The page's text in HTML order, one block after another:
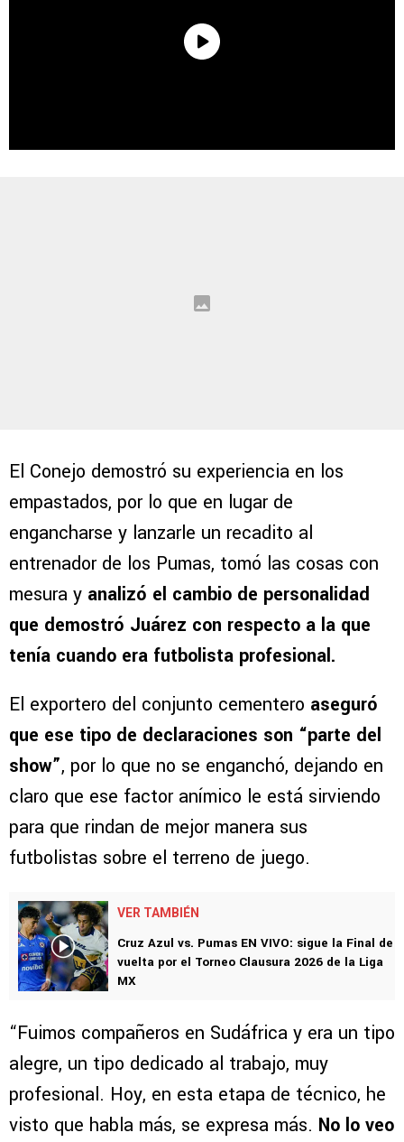
El Conejo demostró su experiencia en los
empastados, por lo que en lugar de
engancharse y lanzarle un recadito al
entrenador de los Pumas, tomó las cosas con
mesura y analizó el cambio de personalidad
que demostró Juárez con respecto a la que
tenía cuando era futbolista profesional.
El exportero del conjunto cementero aseguró
que ese tipo de declaraciones son “parte del
show”, por lo que no se enganchó, dejando en
claro que ese factor anímico le está sirviendo
para que rindan de mejor manera sus
futbolistas sobre el terreno de juego.
VER TAMBIÉN
Cruz Azul vs. Pumas EN VIVO: sigue la Final de
vuelta por el Torneo Clausura 2026 de la Liga
MX
“Fuimos compañeros en Sudáfrica y era un tipo
alegre, un tipo dedicado al trabajo, muy
profesional. Hoy, en esta etapa de técnico, he
visto que habla más, se expresa más. No lo veo